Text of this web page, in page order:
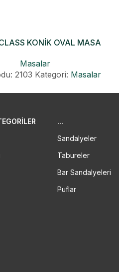
KONİK OVAL MASA
Masalar
2103 Kategori: Masalar
...
Sandalyeler
Tabureler
Bar Sandalyeleri
Puflar